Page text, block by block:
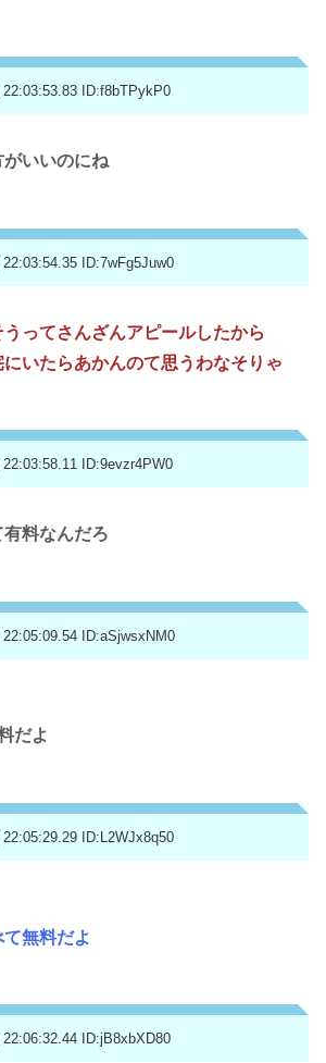
ID:f8bTPykP0
いいのにね
ID:7wFg5Juw0
うってさんざんアピールしたから
いたらあかんのて思うわなそりゃ
ID:9evzr4PW0
料なんだろ
ID:aSjwsxNM0
だよ
ID:L2WJx8q50
無料だよ
ID:jB8xbXD80